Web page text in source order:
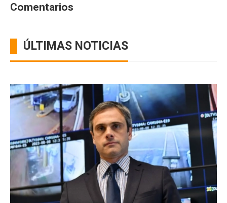
Comentarios
ÚLTIMAS NOTICIAS